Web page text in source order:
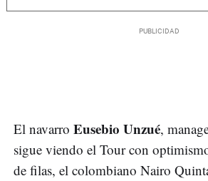
El navarro Eusebio Unzué,
sigue viendo el Tour con
de filas, el colombiano Nairo